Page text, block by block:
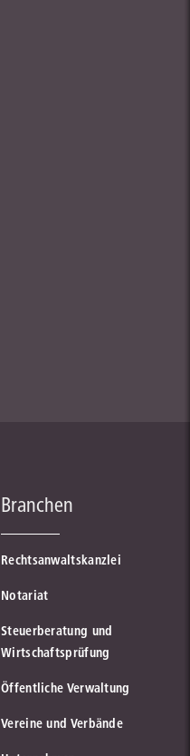
Branchen
Rechtsanwaltskanzlei
Notariat
Steuerberatung und
Wirtschaftsprüfung
Öffentliche Verwaltung
Vereine und Verbände